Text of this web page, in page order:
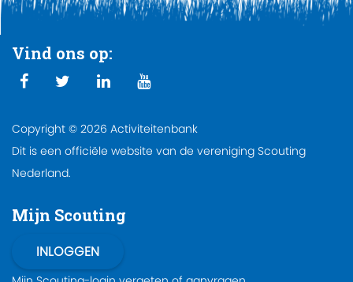
Vind ons op:
Copyright © 2026 Activiteitenbank
Dit is een officiële website van de vereniging Scouting
Nederland.
Mijn Scouting